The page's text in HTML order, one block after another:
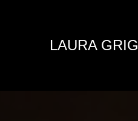
LAURA GRIG